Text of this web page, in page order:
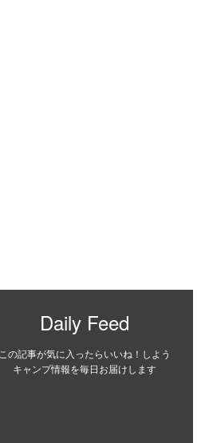
Daily Feed
この記事が気に入ったらいいね！しよう
キャンプ情報を毎日お届けします